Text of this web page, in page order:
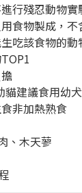
行殘忍動物
食物製成，
吃該食物的
建議食用幼
非加熱熟食
、木天蓼